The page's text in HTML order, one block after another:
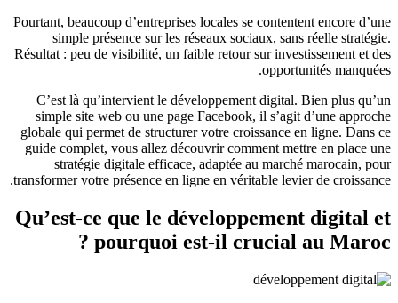
Pourtant, beaucoup d’entreprises locales se contentent encore d’une
simple présence sur les réseaux sociaux, sans réelle stratégie.
Résultat : peu de visibilité, un faible retour sur investissement et des
opportunités manquées.
C’est là qu’intervient le développement digital. Bien plus qu’un
simple site web ou une page Facebook, il s’agit d’une approche
globale qui permet de structurer votre croissance en ligne. Dans ce
guide complet, vous allez découvrir comment mettre en place une
stratégie digitale efficace, adaptée au marché marocain, pour
transformer votre présence en ligne en véritable levier de croissance.
Qu’est-ce que le développement digital et
pourquoi est-il crucial au Maroc ?